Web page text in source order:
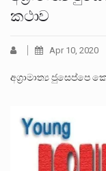
කථාව
Apr 10, 2020
අග‍්‍රාමාත්‍ය ජුසෙප්පෙ